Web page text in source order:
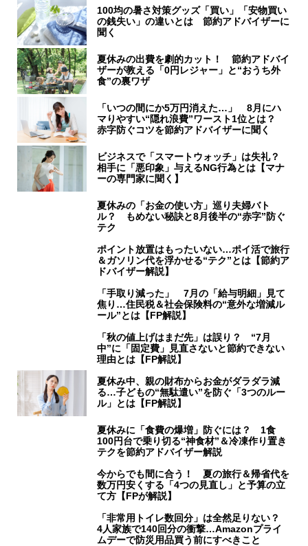
100均の暑さ対策グッズ「買い」「安物買い
の銭失い」の違いとは 節約アドバイザーに
聞く
夏休みの出費を劇的カット！ 節約アドバイ
ザーが教える「0円レジャー」と“おうち外
食”の裏ワザ
「いつの間にか5万円消えた…」 8月にハ
マりやすい“隠れ浪費”ワースト1位とは？
赤字防ぐコツを節約アドバイザーに聞く
ビジネスで「スマートウォッチ」は失礼？
相手に「悪印象」与えるNG行為とは【マナ
ーの専門家に聞く】
夏休みの「お金の使い方」巡り夫婦バト
ル？ もめない秘訣と8月後半の“赤字”防ぐ
テク
ポイント放置はもったいない…ポイ活で旅行
＆ガソリン代を浮かせる“テク”とは【節約ア
ドバイザー解説】
「手取り減った」 7月の「給与明細」見て
焦り…住民税＆社会保険料の“意外な増減ル
ール”とは【FP解説】
「秋の値上げはまだ先」は誤り？ “7月
中”に「固定費」見直さないと節約できない
理由とは【FP解説】
夏休み中、親の財布からお金がダラダラ減
る…子どもの“無駄遣い”を防ぐ「3つのルー
ル」とは【FP解説】
夏休みに「食費の爆増」防ぐには？ 1食
100円台で乗り切る“神食材”＆冷凍作り置き
テクを節約アドバイザー解説
今からでも間に合う！ 夏の旅行＆帰省代を
数万円安くする「4つの見直し」と予算の立
て方【FPが解説】
「非常用トイレ数回分」は全然足りない？
4人家族で140回分の衝撃…Amazonプライ
ムデーで防災用品買う前にすべきこと